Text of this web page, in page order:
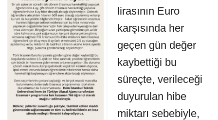
lirasının Euro
karşısında her
geçen gün değer
kaybettiği bu
süreçte, verileceği
duyurulan hibe
miktarı sebebiyle,